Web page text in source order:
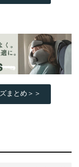
まとめ＞＞